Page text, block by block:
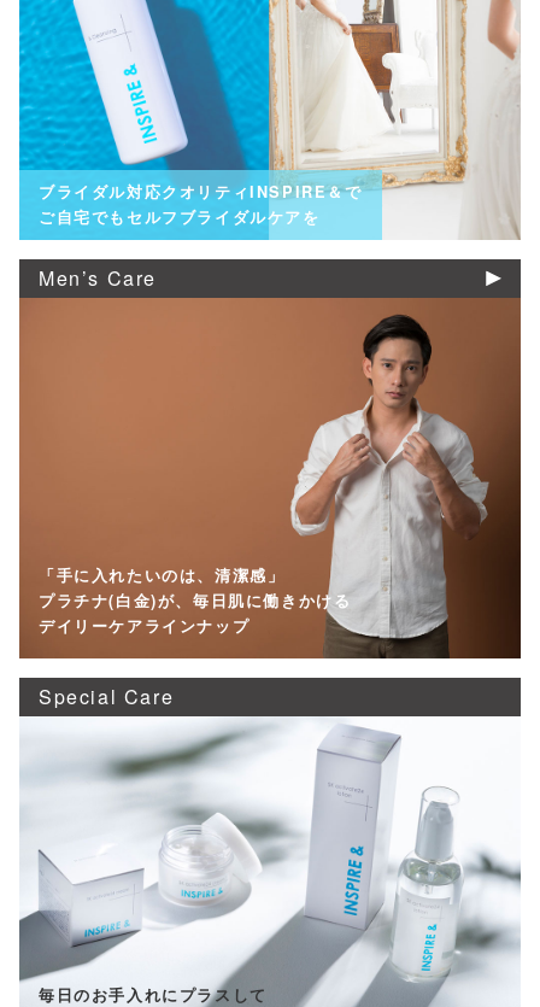
ブライダル対応クオリティINSPIRE＆で
ご自宅でもセルフブライダルケアを
Men’s Care
「手に入れたいのは、清潔感」
プラチナ(白金)が、毎日肌に働きかける
デイリーケアラインナップ
Special Care
毎日のお手入れにプラスして